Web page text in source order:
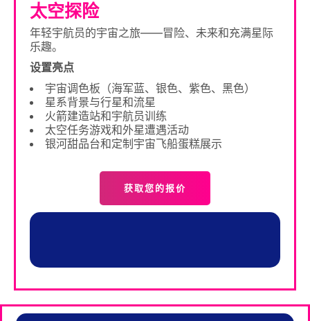
太空探险
年轻宇航员的宇宙之旅——冒险、未来和充满星际
乐趣。
设置亮点
宇宙调色板（海军蓝、银色、紫色、黑色）
星系背景与行星和流星
火箭建造站和宇航员训练
太空任务游戏和外星遭遇活动
银河甜品台和定制宇宙飞船蛋糕展示
获取您的报价